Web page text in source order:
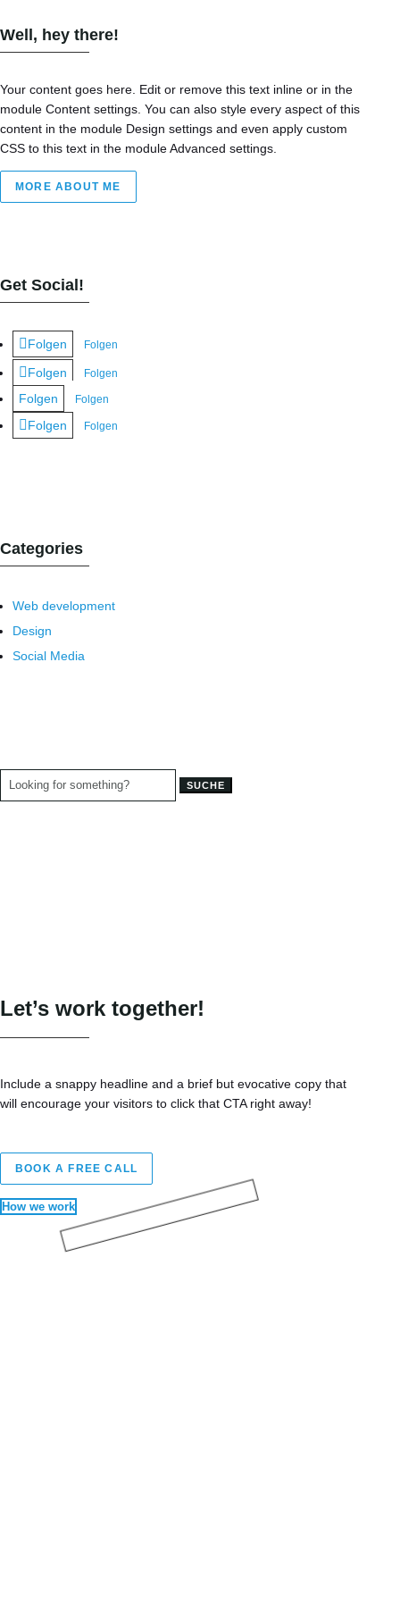
Well, hey there!
Your content goes here. Edit or remove this text inline or in the
module Content settings. You can also style every aspect of this
content in the module Design settings and even apply custom
CSS to this text in the module Advanced settings.
MORE ABOUT ME
Get Social!
Folgen Folgen
Folgen Folgen
Folgen Folgen
Folgen Folgen
Categories
Web development
Design
Social Media
Suchen
nach:
Let’s work together!
Include a snappy headline and a brief but evocative copy that
will encourage your visitors to click that CTA right away!
BOOK A FREE CALL
How we work